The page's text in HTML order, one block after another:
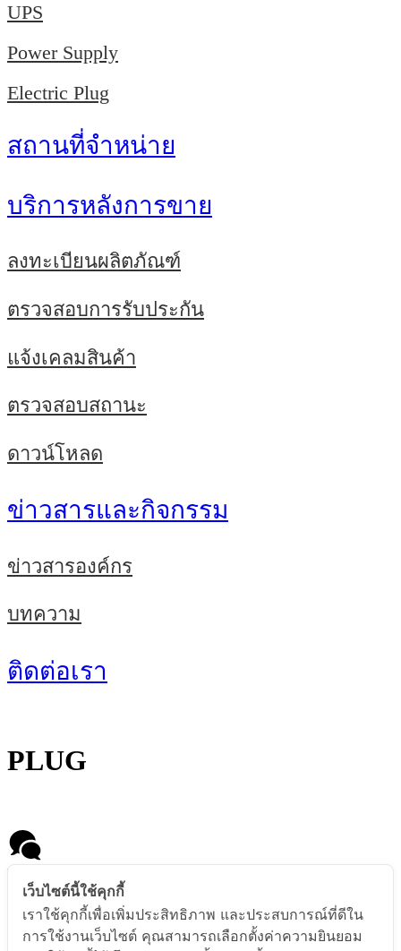
UPS
Power Supply
Electric Plug
สถานที่จำหน่าย
บริการหลังการขาย
ลงทะเบียนผลิตภัณฑ์
ตรวจสอบการรับประกัน
แจ้งเคลมสินค้า
ตรวจสอบสถานะ
ดาวน์โหลด
ข่าวสารและกิจกรรม
ข่าวสารองค์กร
บทความ
ติดต่อเรา
PLUG
Message us
เว็บไซต์นี้ใช้คุกกี้
เราใช้คุกกี้เพื่อเพิ่มประสิทธิภาพ และประสบการณ์ที่ดีใน
การใช้งานเว็บไซต์ คุณสามารถเลือกตั้งค่าความยินยอม